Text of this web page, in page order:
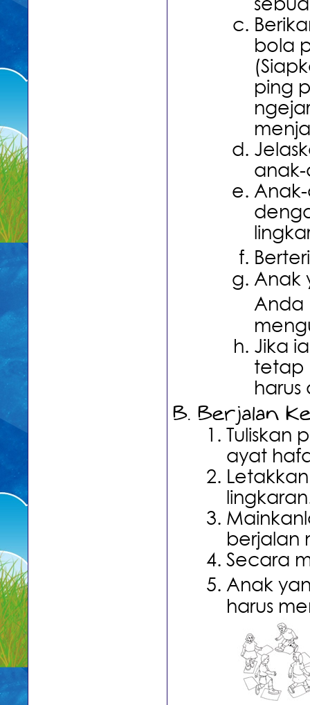
bola
ping
Anak
Anda
Jika
tetap
harus
Berjalan
Tuliskan
ayat
berjalan
Secara
Anak
harus